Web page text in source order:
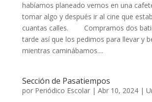
habíamos planeado vernos en una
tomar algo y después ir al cine que
cuantas calles. Compramos dos
tarde así que los pedimos para llevar y
mientras caminábamos....
Sección de Pasatiempos
por Periódico Escolar| Abr 10, 2024|